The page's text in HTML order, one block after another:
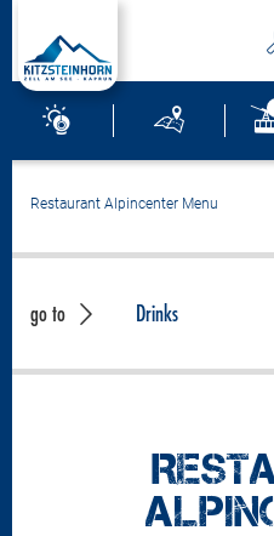
Restaurant Alpincenter Menu
go to Drinks